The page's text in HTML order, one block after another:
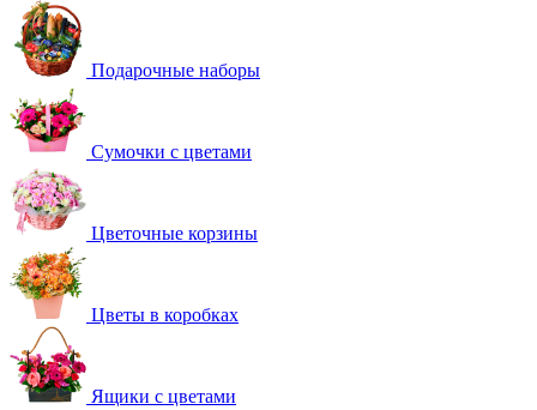
Подарочные наборы
Сумочки с цветами
Цветочные корзины
Цветы в коробках
Ящики с цветами